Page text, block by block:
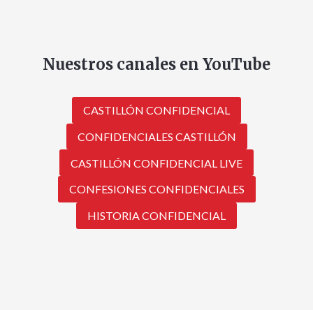
Nuestros canales en YouTube
CASTILLÓN CONFIDENCIAL
CONFIDENCIALES CASTILLÓN
CASTILLÓN CONFIDENCIAL LIVE
CONFESIONES CONFIDENCIALES
HISTORIA CONFIDENCIAL